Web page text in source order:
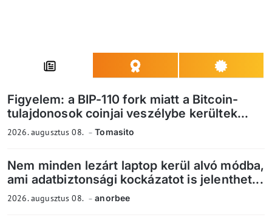
Figyelem: a BIP-110 fork miatt a Bitcoin-
tulajdonosok coinjai veszélybe kerültek...
2026. augusztus 08. Tomasito
Nem minden lezárt laptop kerül alvó módba,
ami adatbiztonsági kockázatot is jelenthet...
2026. augusztus 08. anorbee